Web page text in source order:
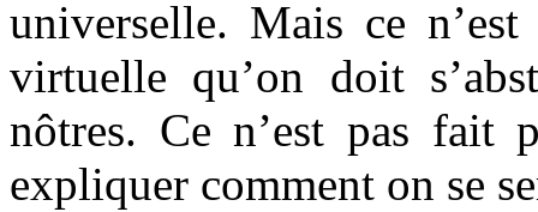
universelle. Mais ce
virtuelle qu’on doit
nôtres. Ce n’est pas fait
expliquer comment on se